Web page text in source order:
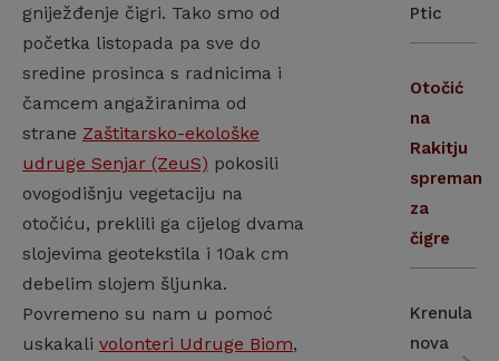
gniježđenje čigri. Tako smo od
početka listopada pa sve do
sredine prosinca s radnicima i
čamcem angažiranima od
strane Zaštitarsko-ekološke
udruge Senjar (ZeuS) pokosili
ovogodišnju vegetaciju na
otočiću, preklili ga cijelog dvama
slojevima geotekstila i 10ak cm
debelim slojem šljunka.
Povremeno su nam u pomoć
uskakali volonteri Udruge Biom,
Ptic
Otočić
na
Rakitju
spreman
za
čigre
Krenula
nova